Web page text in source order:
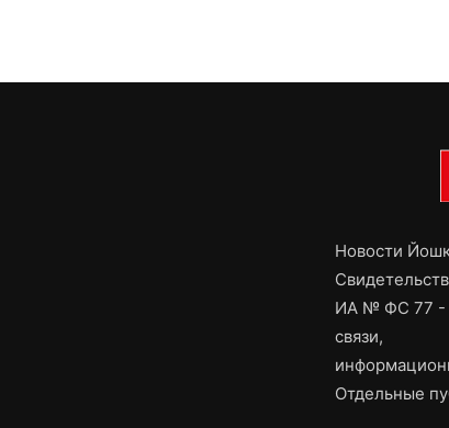
Новости
ИА № ФС 77 -
связи,
Отдельные